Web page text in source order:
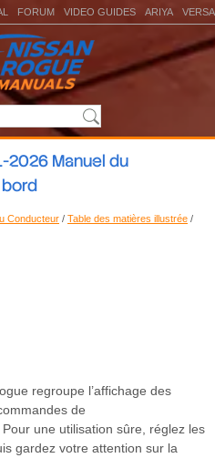
FORUM VIDEO GUIDES ARIYA VERSA
2026 Manuel du
Conducteur / Table des matières illustrée /
regroupe l’affichage des
de
une utilisation sûre, réglez les
gardez votre attention sur la